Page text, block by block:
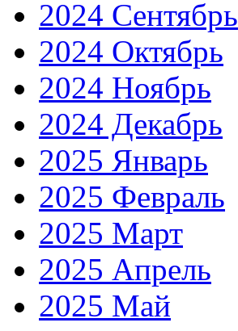
2024 Сентябрь
2024 Октябрь
2024 Ноябрь
2024 Декабрь
2025 Январь
2025 Февраль
2025 Март
2025 Апрель
2025 Май